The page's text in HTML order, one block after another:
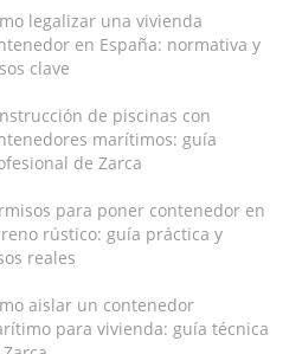
legalizar una vivienda
en España: normativa y
clave
de piscinas con
marítimos: guía
de Zarca
para poner contenedor en
rústico: guía práctica y
reales
aislar un contenedor
para vivienda: guía técnica